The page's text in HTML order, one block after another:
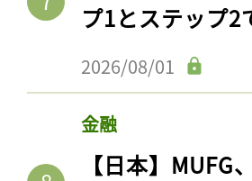
プ1とステップ2
2026/08/01
金融
【日本】